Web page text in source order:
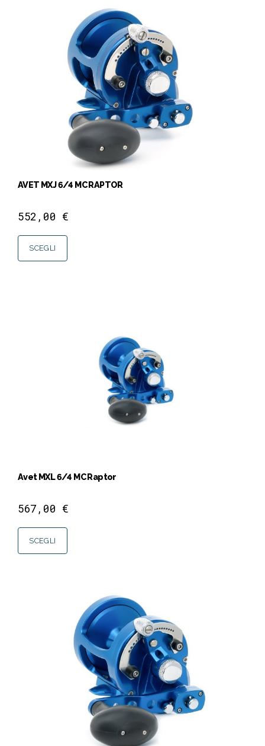
AVET MXJ 6/4 MC RAPTOR
552,00 €
SCEGLI
Avet MXL 6/4 MC Raptor
567,00 €
SCEGLI